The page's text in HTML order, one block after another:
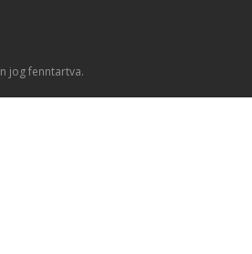
jog fenntartva.